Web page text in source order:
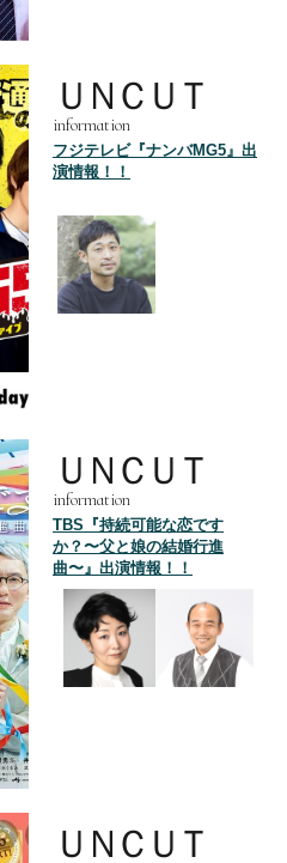
ＵＮＣＵＴ
information
フジテレビ『ナンバMG5』出
演情報！！
ＵＮＣＵＴ
information
TBS『持続可能な恋です
か？〜父と娘の結婚行進
曲〜』出演情報！！
ＵＮＣＵＴ